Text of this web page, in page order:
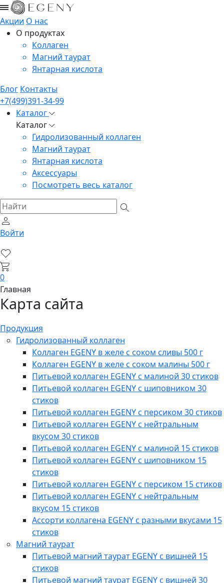
Акции О нас
О продуктах
Коллаген
Магний таурат
Янтарная кислота
Блог Контакты
+7(499)391-34-99
Каталог
Каталог
Гидролизованный коллаген
Магний таурат
Янтарная кислота
Аксессуары
Посмотреть весь каталог
Войти
0
Главная
Карта сайта
Продукция
Гидролизованный коллаген
Коллаген EGENY в желе с соком сливы 500 г
Коллаген EGENY в желе с соком малины 500 г
Питьевой коллаген EGENY с малиной 30 стиков
Питьевой коллаген EGENY с шиповником 30
стиков
Питьевой коллаген EGENY с персиком 30 стиков
Питьевой коллаген EGENY с нейтральным
вкусом 30 стиков
Питьевой коллаген EGENY с малиной 15 стиков
Питьевой коллаген EGENY с шиповником 15
стиков
Питьевой коллаген EGENY с персиком 15 стиков
Питьевой коллаген EGENY с нейтральным
вкусом 15 стиков
Ассорти коллагена EGENY с разными вкусами 15
стиков
Магний таурат
Питьевой магний таурат EGENY с вишней 15
стиков
Питьевой магний таурат EGENY с вишней 30